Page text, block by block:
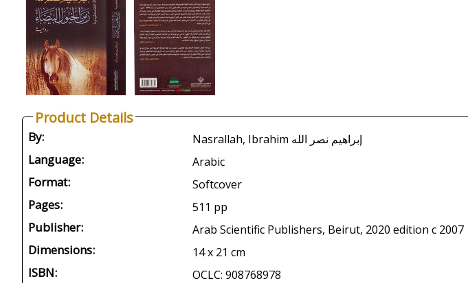
Product Details
By: Nasrallah, Ibrahim إبراهيم نصر الله
Language: Arabic
Format: Softcover
Pages: 511 pp
Publisher: Arab Scientific Publishers, Beirut, 2020 edition c 2007
Dimensions: 14 x 21 cm
ISBN: OCLC: 908768978